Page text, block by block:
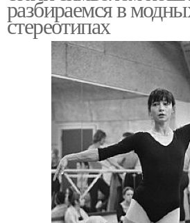
разбираемся в
стереотипах